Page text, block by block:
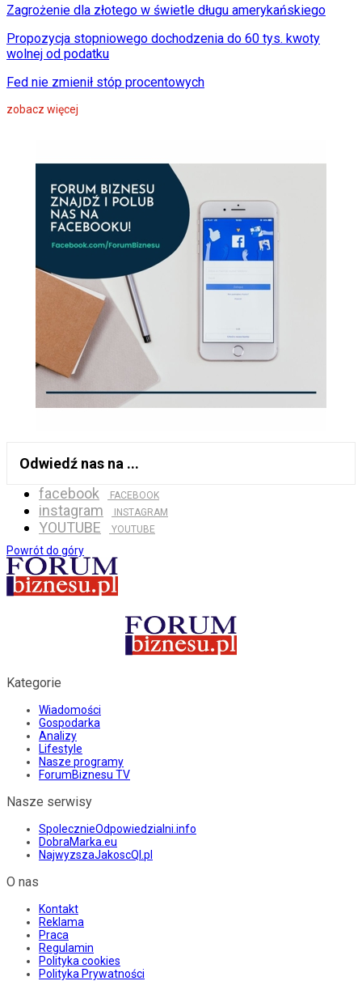
Zagrożenie dla złotego w świetle długu amerykańskiego
Propozycja stopniowego dochodzenia do 60 tys. kwoty
wolnej od podatku
Fed nie zmienił stóp procentowych
zobacz więcej
Odwiedź nas na ...
facebook
FACEBOOK
instagram INSTAGRAM
YOUTUBE YOUTUBE
Powrót do góry
Kategorie
Wiadomości
Gospodarka
Analizy
Lifestyle
Nasze programy
ForumBiznesu TV
Nasze serwisy
SpolecznieOdpowiedzialni.info
DobraMarka.eu
NajwyzszaJakoscQI.pl
O nas
Kontakt
Reklama
Praca
Regulamin
Polityka cookies
Polityka Prywatności